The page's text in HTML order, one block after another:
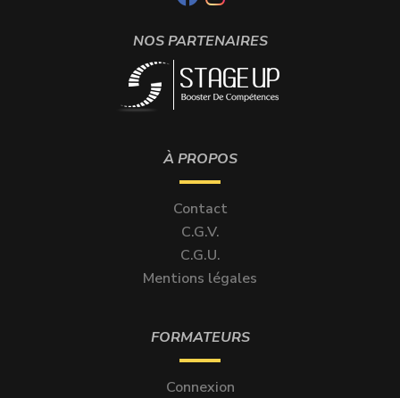
NOS PARTENAIRES
À PROPOS
Contact
C.G.V.
C.G.U.
Mentions légales
FORMATEURS
Connexion